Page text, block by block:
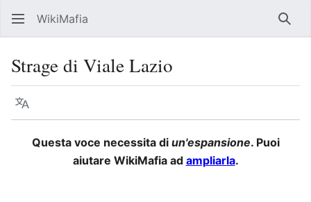
WikiMafia
Strage di Viale Lazio
Lingua
Questa voce necessita di un'espansione. Puoi
aiutare WikiMafia ad ampliarla.